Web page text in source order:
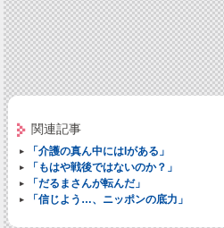
関連記事
「介護の真ん中にはIがある」
「もはや戦後ではないのか？」
「だるまさんが転んだ」
「信じよう…、ニッポンの底力」